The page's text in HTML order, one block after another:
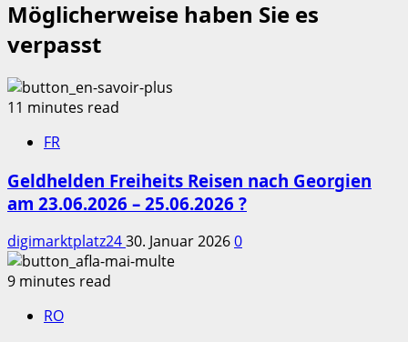
Möglicherweise haben Sie es
verpasst
11 minutes read
FR
Geldhelden Freiheits Reisen nach Georgien
am 23.06.2026 – 25.06.2026 ?
digimarktplatz2430. Januar 20260
9 minutes read
RO